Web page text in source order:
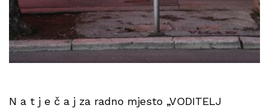
N a t j e č a j za radno mjesto „VODITELJ